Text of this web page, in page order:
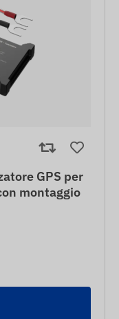
GPS per
montaggio